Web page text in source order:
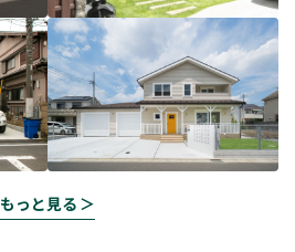
もっと見る ＞